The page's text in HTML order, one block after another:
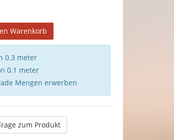
Warenkorb
0.3 meter
0.1 meter
Mengen erwerben
zum Produkt